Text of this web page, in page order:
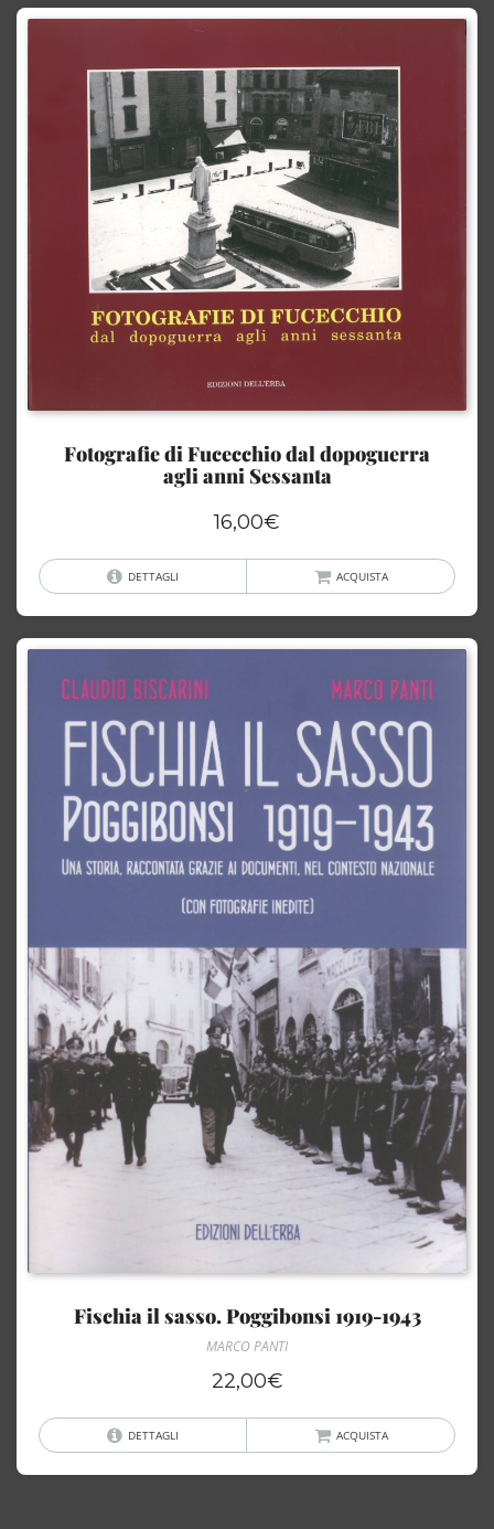
Fotografie di Fucecchio dal dopoguerra
agli anni Sessanta
16,00€
DETTAGLI ACQUISTA
Fischia il sasso. Poggibonsi 1919-1943
MARCO PANTI
22,00€
DETTAGLI ACQUISTA